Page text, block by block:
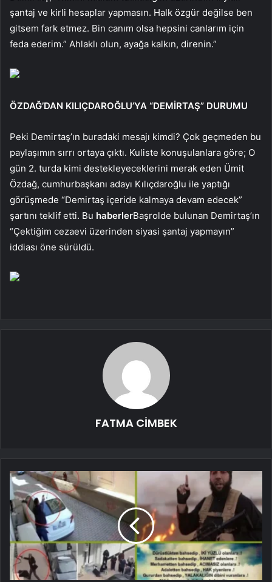
şantaj ve kirli hesaplar yapmasın. Halk özgür değilse ben
gitsem fark etmez. Bin canım olsa hepsini canlarım için
feda ederim.” Ahlaklı olun, ayağa kalkın, direnin.”
ÖZDAĞ’DAN KILIÇDAROĞLU’YA “DEMİRTAŞ” DURUMU
Peki Demirtaş’ın buradaki mesajı kimdi? Çok geçmeden bu
paylaşımın sırrı ortaya çıktı. Kuliste konuşulanlara göre; O
gün 2. turda kimi destekleyeceklerini merak eden Ümit
Özdağ, cumhurbaşkanı adayı Kılıçdaroğlu ile yaptığı
görüşmede “Demirtaş içeride kalmaya devam edecek”
şartını teklif etti. Bu haberlerBaşrolde bulunan Demirtaş’ın
“Çektiğim cezaevi üzerinden siyasi şantaj yapmayın”
iddiası öne sürüldü.
FATMA CİMBEK